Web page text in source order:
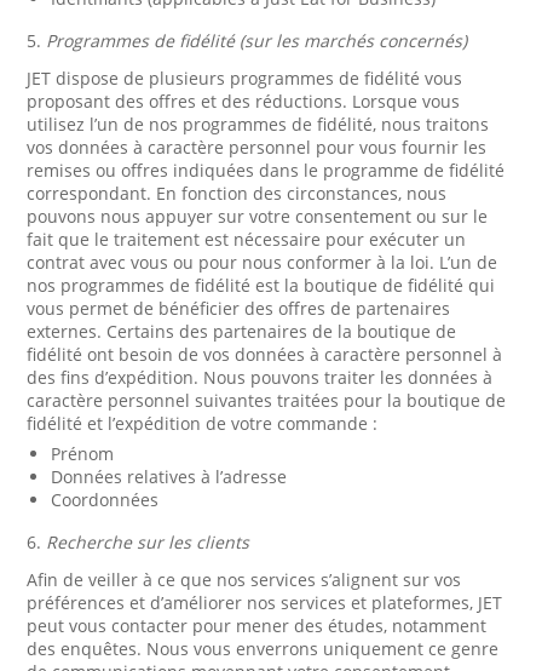
5. Programmes de fidélité (sur les marchés concernés)
JET dispose de plusieurs programmes de fidélité vous
proposant des offres et des réductions. Lorsque vous
utilisez l’un de nos programmes de fidélité, nous traitons
vos données à caractère personnel pour vous fournir les
remises ou offres indiquées dans le programme de fidélité
correspondant. En fonction des circonstances, nous
pouvons nous appuyer sur votre consentement ou sur le
fait que le traitement est nécessaire pour exécuter un
contrat avec vous ou pour nous conformer à la loi. L’un de
nos programmes de fidélité est la boutique de fidélité qui
vous permet de bénéficier des offres de partenaires
externes. Certains des partenaires de la boutique de
fidélité ont besoin de vos données à caractère personnel à
des fins d’expédition. Nous pouvons traiter les données à
caractère personnel suivantes traitées pour la boutique de
fidélité et l’expédition de votre commande :
Prénom
Données relatives à l’adresse
Coordonnées
6. Recherche sur les clients
Afin de veiller à ce que nos services s’alignent sur vos
préférences et d’améliorer nos services et plateformes, JET
peut vous contacter pour mener des études, notamment
des enquêtes. Nous vous enverrons uniquement ce genre